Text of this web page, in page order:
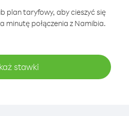
plan taryfowy, aby cieszyć się
minutę połączenia z Namibia.
stawki